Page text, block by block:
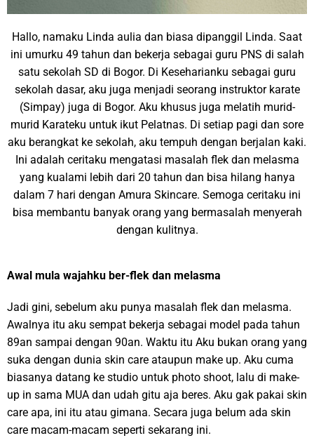
Hallo, namaku Linda aulia dan biasa dipanggil Linda. Saat
ini umurku 49 tahun dan bekerja sebagai guru PNS di salah
satu sekolah SD di Bogor. Di Keseharianku sebagai guru
sekolah dasar, aku juga menjadi seorang instruktor karate
(Simpay) juga di Bogor. Aku khusus juga melatih murid-
murid Karateku untuk ikut Pelatnas. Di setiap pagi dan sore
aku berangkat ke sekolah, aku tempuh dengan berjalan kaki.
Ini adalah ceritaku mengatasi masalah flek dan melasma
yang kualami lebih dari 20 tahun dan bisa hilang hanya
dalam 7 hari dengan Amura Skincare. Semoga ceritaku ini
bisa membantu banyak orang yang bermasalah menyerah
dengan kulitnya.
Awal mula wajahku ber-flek dan melasma
Jadi gini, sebelum aku punya masalah flek dan melasma.
Awalnya itu aku sempat bekerja sebagai model pada tahun
89an sampai dengan 90an. Waktu itu Aku bukan orang yang
suka dengan dunia skin care ataupun make up. Aku cuma
biasanya datang ke studio untuk photo shoot, lalu di make-
up in sama MUA dan udah gitu aja beres. Aku gak pakai skin
care apa, ini itu atau gimana. Secara juga belum ada skin
care macam-macam seperti sekarang ini.